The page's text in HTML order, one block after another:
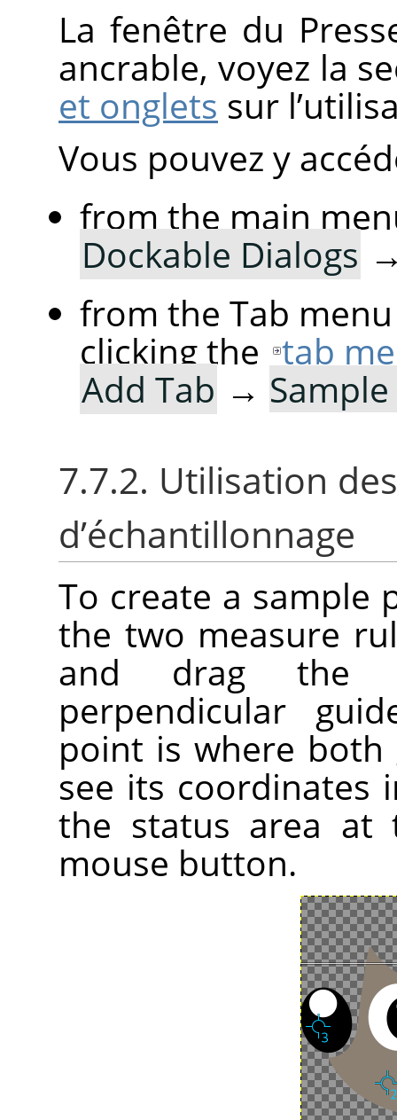
La fenêtre du
ancrable, voyez la
et onglets sur
Vous pouvez y
from the main
Dockable Dialogs
from the Tab
clicking the tab
Add Tab →
7.7.2. Utilisation
d’échantillonnage
To create a sample
the two measure
and drag the
perpendicular
point is where both
see its coordinates
the status area at
mouse button.